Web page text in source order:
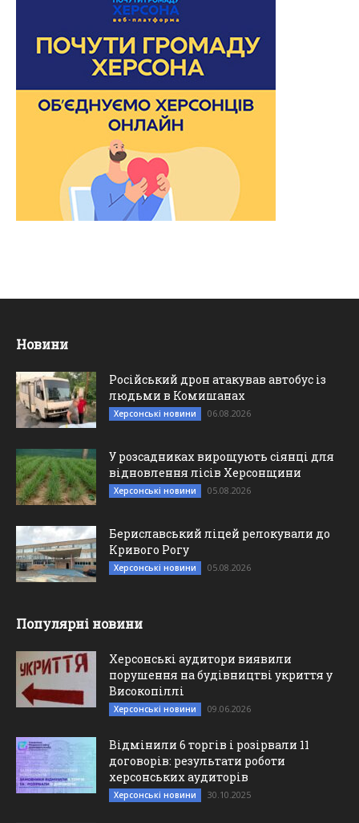
Новини
Російський дрон атакував автобус із
людьми в Комишанах
Херсонські новини 06.08.2026
У розсадниках вирощують сіянці для
відновлення лісів Херсонщини
Херсонські новини 05.08.2026
Бериславський ліцей релокували до
Кривого Рогу
Херсонські новини 05.08.2026
Популярні новини
Херсонські аудитори виявили
порушення на будівництві укриття у
Високопіллі
Херсонські новини 09.06.2026
Відмінили 6 торгів і розірвали 11
договорів: результати роботи
херсонських аудиторів
Херсонські новини 30.10.2025